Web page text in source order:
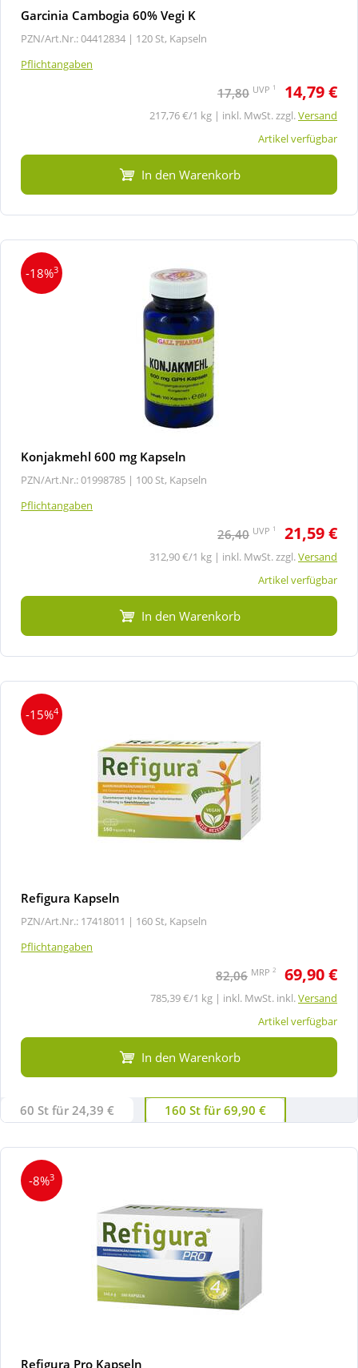
Garcinia Cambogia 60% Vegi K
PZN/Art.Nr.: 04412834 | 120 St, Kapseln
Pflichtangaben
17,80 UVP 1 14,79 €
217,76 €/1 kg | inkl. MwSt. zzgl.Versand
Artikel verfügbar
In den Warenkorb
-18%3
Konjakmehl 600 mg Kapseln
PZN/Art.Nr.: 01998785 | 100 St, Kapseln
Pflichtangaben
26,40 UVP 1 21,59 €
312,90 €/1 kg | inkl. MwSt. zzgl.Versand
Artikel verfügbar
In den Warenkorb
-15%4
Refigura Kapseln
PZN/Art.Nr.: 17418011 | 160 St, Kapseln
Pflichtangaben
82,06 MRP 2 69,90 €
785,39 €/1 kg | inkl. MwSt. inkl.Versand
Artikel verfügbar
In den Warenkorb
60 St für 24,39 € 160 St für 69,90 €
-8%3
Refigura Pro Kapseln